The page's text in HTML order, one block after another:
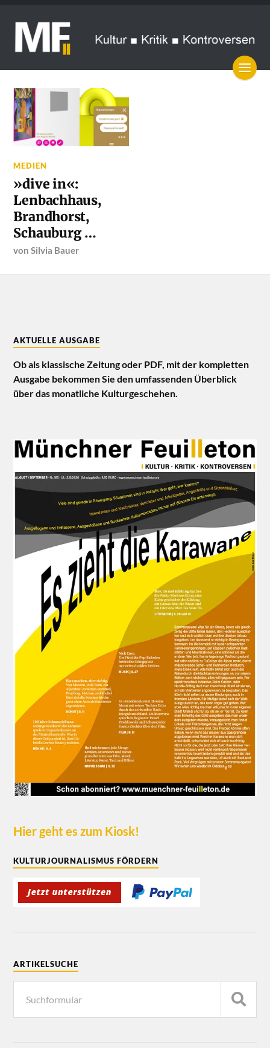
MEDIEN
»dive in«:
Lenbachhaus,
Brandhorst,
Schauburg …
vonSilvia Bauer
AKTUELLE AUSGABE
Ob als klassische Zeitung oder PDF, mit der kompletten
Ausgabe bekommen Sie den umfassenden Überblick
über das monatliche Kulturgeschehen.
Hier geht es zum Kiosk!
KULTURJOURNALISMUS FÖRDERN
ARTIKELSUCHE